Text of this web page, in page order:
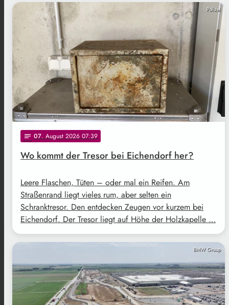
Polizei
notes 07. August 2026 07:39
Wo kommt der Tresor bei Eichendorf her?
Leere Flaschen, Tüten – oder mal ein Reifen. Am
Straßenrand liegt vieles rum, aber selten ein
Schranktresor. Den entdecken Zeugen vor kurzem bei
Eichendorf. Der Tresor liegt auf Höhe der Holzkapelle …
BMW Group